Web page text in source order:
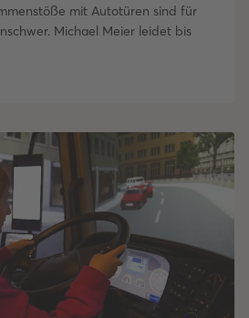
mit Autotüren sind für
Michael Meier leidet bis